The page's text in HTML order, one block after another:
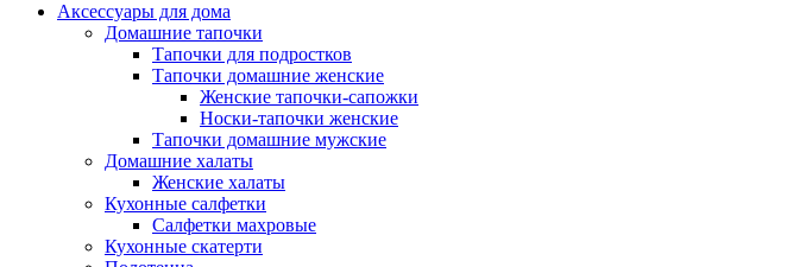
Аксессуары для дома
Домашние тапочки
Тапочки для подростков
Тапочки домашние женские
Женские тапочки-сапожки
Носки-тапочки женские
Тапочки домашние мужские
Домашние халаты
Женские халаты
Кухонные салфетки
Салфетки махровые
Кухонные скатерти